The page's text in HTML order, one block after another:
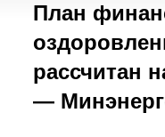
План
рассчитан
—